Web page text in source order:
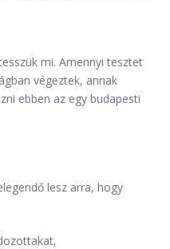
mi. Amennyi tesztet
végeztek, annak
ebben az egy budapesti
lesz arra, hogy